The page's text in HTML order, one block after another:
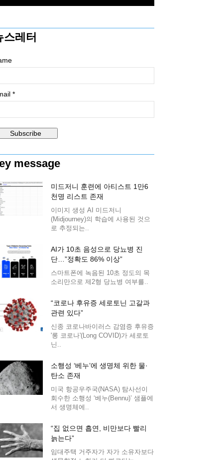
스레터
*
message
미드저니 훈련에 아티스트 1만6
천명 리스트 존재
이미지 생성 AI 미드저니
(Midjourney)의 학습에 사용된 것으
로 추정되는..
AI가 10초 음성으로 당뇨병 진
단…”정확도 86% 이상”
스마트폰에 녹음된 10초 정도의 목
소리만으로 제2형 당뇨병 여부를..
“코로나 후유증 세로토닌 고갈과
관련 있다”
신종 코로나바이러스 감염증 후유증
'롱 코로나'(Long COVID)가 세로토
닌..
소행성 ‘베누’에 생명체 위한 물·
탄소 존재
미국 항공우주국(NASA) 탐사선이
회수한 소행성 ‘베누(Bennu)’ 샘플에
서 생명체에..
“집 없으면 흡연, 비만보다 빨리
늙는다”
임대주택 거주자가 자가 소유자보다